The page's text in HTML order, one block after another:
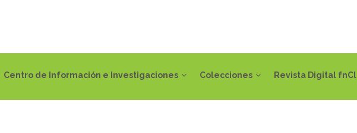
Centro de Información e Investigaciones Colecciones Revista Digital fnCl